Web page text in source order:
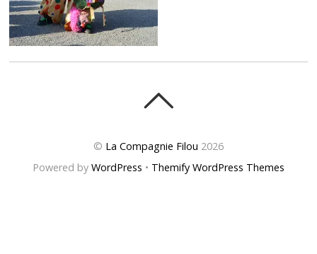
© La Compagnie Filou 2026
Powered by WordPress • Themify WordPress Themes